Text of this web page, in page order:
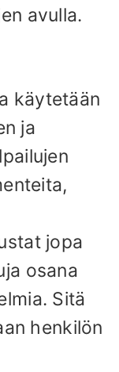
avulla.
käytetään
ja
jopa
osana
Sitä
henkilön